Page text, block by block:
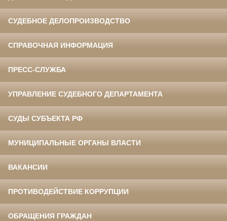
СУДЕБНОЕ ДЕЛОПРОИЗВОДСТВО
СПРАВОЧНАЯ ИНФОРМАЦИЯ
ПРЕСС-СЛУЖБА
УПРАВЛЕНИЕ СУДЕБНОГО ДЕПАРТАМЕНТА
СУДЫ СУБЪЕКТА РФ
МУНИЦИПАЛЬНЫЕ ОРГАНЫ ВЛАСТИ
ВАКАНСИИ
ПРОТИВОДЕЙСТВИЕ КОРРУПЦИИ
ОБРАЩЕНИЯ ГРАЖДАН